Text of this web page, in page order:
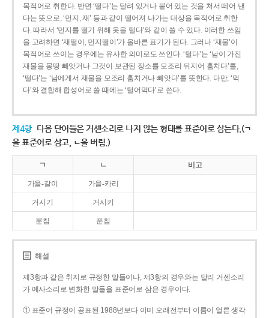
목적어로 취한다. 반면 ‘떨다’는 달려 있거나 붙어 있는 것을 쳐서 떼어 낸
다는 뜻으로, ‘먼지, 재’ 등과 같이 떨어져 나가는 대상을 목적어로 취한
다. 따라서 ‘먼지를 떨기 위해 옷을 털다’와 같이 쓸 수 있다. 이러한 쓰임
을 고려하면 ‘재떨이, 먼지떨이’가 올바른 표기가 된다. 그러나 ‘재물’이
목적어로 쓰이는 경우에는 유사한 의미로도 쓰인다. ‘털다’는 ‘남이 가진
재물을 몽땅 빼앗거나 그것이 보관된 장소를 모조리 뒤지어 훔치다’를,
‘떨다’는 ‘남에게서 재물을 모조리 훔치거나 빼앗다’를 뜻한다. 다만, ‘먹
다’와 결합해 합성어로 쓸 때에는 ‘털어먹다’로 쓴다.
제4항 다음 단어들은 거센소리로 나지 않는 형태를 표준어로 삼는다.(ㄱ
을 표준어로 삼고, ㄴ을 버림.)
ㄱ ㄴ 비고
가을-갈이 가을-카리
거시기 거시키
분침 푼침
해설
제3항과 같은 취지로 규정한 말들이나, 제3항의 경우와는 달리 거센소리
가 예사소리로 변화한 말들을 표준어로 삼은 경우이다.
① 표준어 규정이 공표된 1988년보다 이미 오래전부터 이름이 얼른 생각